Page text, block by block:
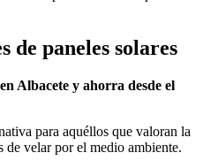
de paneles solares
Albacete y ahorra desde el
para aquéllos que valoran la
de velar por el medio ambiente.